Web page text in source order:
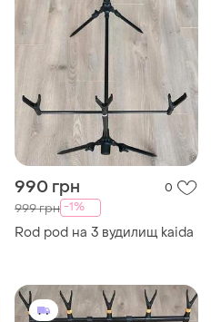
990 грн 0
999 грн -1%
Rod pod на 3 вудилищ kaida